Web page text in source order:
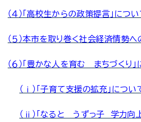
（４）「高校生からの政策提言」につい
（５）本市を取り巻く社会経済情勢
（６）「豊かな人を育む まちづくり」
（ⅰ）「子育て支援の拡充」につい
（ⅱ）「なると うずっ子 学力向